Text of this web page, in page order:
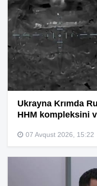
Ukrayna Krımda
HHM kompleksini
07 Avqust 2026, 15:22